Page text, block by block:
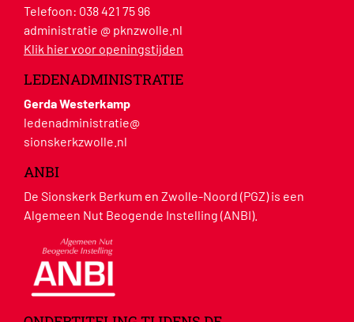
Telefoon: 038 421 75 96
administratie @ pknzwolle.nl
Klik hier voor openingstijden
LEDENADMINISTRATIE
Gerda Westerkamp
ledenadministratie@
sionskerkzwolle.nl
ANBI
De Sionskerk Berkum en Zwolle-Noord (PGZ) is een
Algemeen Nut Beogende Instelling (ANBI).